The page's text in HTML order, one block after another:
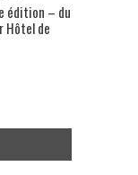
édition – du
Hôtel de